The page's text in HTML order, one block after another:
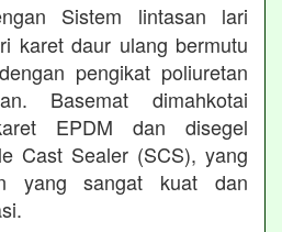
Sistem lintasan lari
karet daur ulang bermutu
pengikat poliuretan
Basemat dimahkotai
EPDM dan disegel
Cast Sealer (SCS), yang
yang sangat kuat dan